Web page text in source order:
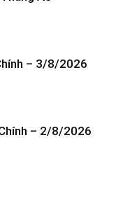
– 3/8/2026
– 2/8/2026